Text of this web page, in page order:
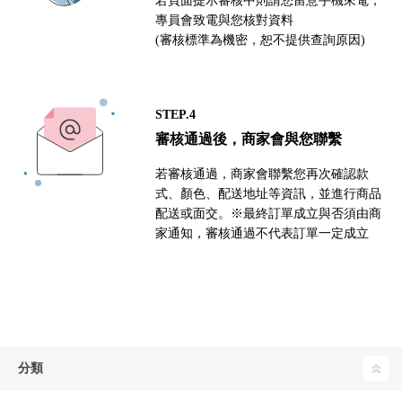
專員會致電與您核對資料
(審核標準為機密，恕不提供查詢原因)
STEP.4
審核通過後，商家會與您聯繫
若審核通過，商家會聯繫您再次確認款
式、顏色、配送地址等資訊，並進行商品
配送或面交。※最終訂單成立與否須由商
家通知，審核通過不代表訂單一定成立
分類